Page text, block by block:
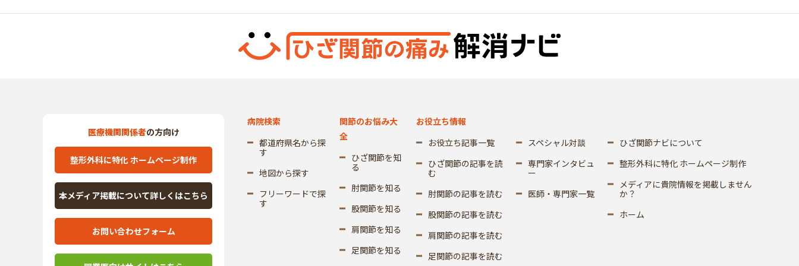
医療機関関係者の方向け
整形外科に特化 ホームページ制作
本メディア掲載について詳しくはこちら
お問い合わせフォーム
病院検索
都道府県名から探
す
地図から探す
フリーワードで探
す
関節のお悩み大
全
ひざ関節を知
る
肘関節を知る
股関節を知る
肩関節を知る
足関節を知る
お役立ち情報
お役立ち記事一覧
ひざ関節の記事を読
む
肘関節の記事を読む
股関節の記事を読む
肩関節の記事を読む
足関節の記事を読む
スペシャル対談
専門家インタビュ
ー
医師・専門家一覧
ひざ関節ナビについて
整形外科に特化 ホームページ制作
メディアに貴院情報を掲載しません
か？
ホーム